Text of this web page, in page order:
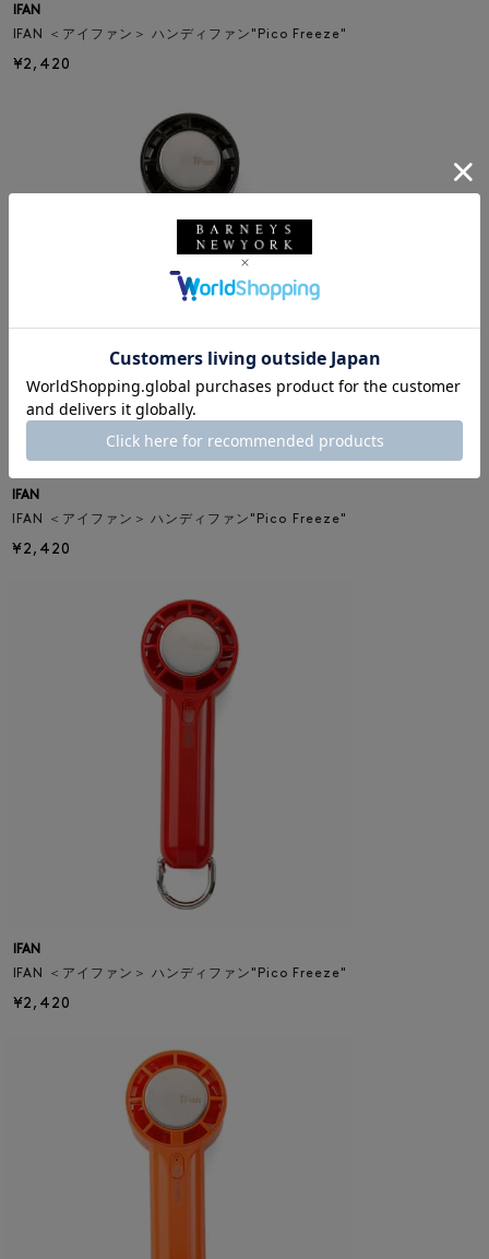
IFAN
IFAN ＜アイファン＞ ハンディファン"Pico Freeze"
¥2,420
SOLDOUT
IFAN
IFAN ＜アイファン＞ ハンディファン"Pico Freeze"
¥2,420
IFAN
IFAN ＜アイファン＞ ハンディファン"Pico Freeze"
¥2,420